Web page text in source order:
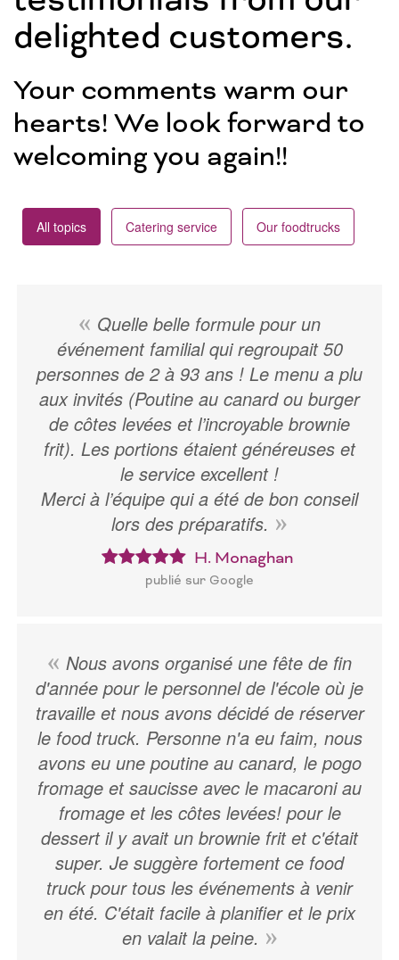
delighted customers.
Your comments warm our
hearts! We look forward to
welcoming you again!!
All topics Catering service Our foodtrucks
Quelle belle formule pour un
événement familial qui regroupait 50
personnes de 2 à 93 ans ! Le menu a plu
aux invités (Poutine au canard ou burger
de côtes levées et l’incroyable brownie
frit). Les portions étaient généreuses et
le service excellent !
Merci à l’équipe qui a été de bon conseil
lors des préparatifs.
H. Monaghan
publié sur Google
Nous avons organisé une fête de fin
d'année pour le personnel de l'école où je
travaille et nous avons décidé de réserver
le food truck. Personne n'a eu faim, nous
avons eu une poutine au canard, le pogo
fromage et saucisse avec le macaroni au
fromage et les côtes levées! pour le
dessert il y avait un brownie frit et c'était
super. Je suggère fortement ce food
truck pour tous les événements à venir
en été. C'était facile à planifier et le prix
en valait la peine.